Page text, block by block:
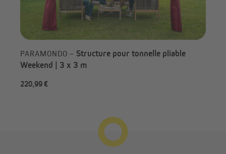
PARAMONDO – Structure pour tonnelle pliable
Weekend | 3 x 3 m
220,99 €